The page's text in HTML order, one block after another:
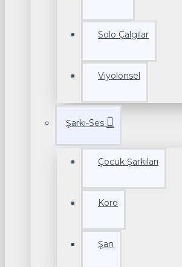
Solo Çalgılar
Viyolonsel
Şarkı-Ses
Çocuk Şarkıları
Koro
Şan